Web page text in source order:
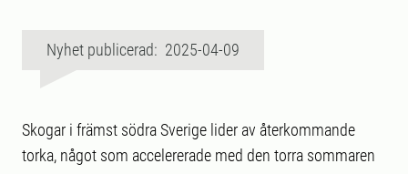
Nyhet publicerad: 2025-04-09
Skogar i främst södra Sverige lider av återkommande
torka, något som accelererade med den torra sommaren